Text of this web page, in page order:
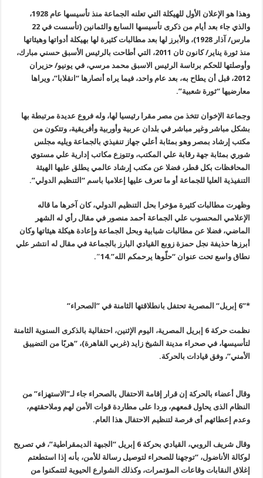
وهذا هو الإعلان الأول للهيكلة التي تعلنه الجماعة منذ تأسيسها عام 1928،
والذي جاء بعد أيام من ذكرى تأسيسها السابع والثمانين (تأسست في 22
مارس/
آذار 1928)، والأبرز لها بعد مطالبات كثيرة لها بهيكلة أدواتها وهيئاتها
منذ ثورة يناير/ كانون ثان 2011، التي أطاحت بالرئيس الأسبق حسني مبارك،
وأوصلتها للحكم برئاسة الرئيس الاسبق محمد مرسي، في يونيو/ حزيران
2012، قبل أن يطاح به، بعد عام واحد، فيما يراه أنصارها “انقلابا”، ويراها
معارضيها “ثورة شعبية”.
وجماعة الإخوان تتخذ من مصر مقرا رئيسيا لها، وله فروع عديدة مرتبطة بها
بشكل مباشر وغير مباشر في بلدان عربية وأوربية وأفريقية، وتتكون من
مكتب إرشاد بمصر وهو بمثابة أعلي جهاز تنفيذي بالجماعة ويليه مجلس
شوري بمثابة جهة رقابة علي المكتب، وتتوزع مكاتب إدارية علي مستوي
المحافظات بكل قطر، فضلا عن مكتب إرشاد عالمي يطلق عليها الهيئة
التنفيذية العليا للجماعة أو ما تعرف عليها إعلاميا باسم “التنظيم الدولي”.
وظهرت مطالبات كثيرة مؤخرا بحل التنظيم الدولي، كان آخرها ما قاله
الإعلامي المحسوب علي الجماعة أحمد منصور في مقال رأي له الشهر
الماضي، فضلا عن مطالبات شبابية وبحل الجماعة وإعادة هيكلة هيئاتها وكان
أبرزها حذيفة نجل حمزة زوبع القيادي البارز بالجماعة في مقال له انتشر علي
نطاق واسع تحت عنوان “حلّوها يرحمكم الله”.14
″.
*
”6 إبريل” المصرية تحتفل بانطلاقتها الثامنة في ”الصحراء”
نظمت حركة 6 إبريل المصرية، اليوم الإثنين، احتفالية بالذكرى السنوية الثامنة
لتأسيسها، في صحراء مدينة الشيخ زايد (غربي القاهرة)، “هربًا من التضييق
الأمني”، وفق قيادات بالحركة.
وقال أعضاء بالحركة إن قرار إقامة الاحتفال بالصحراء جاء لـ”الاستهزاء” من
النظام الذى يحاول قمعهم، وردا على مطاردة قوات الأمن لهم وملاحقتهم،
وعدم إعطائهم أى فرصة لتنظيم الاحتفال هذا العام.
وقال شريف الروبي، القيادي بحركة 6 إبريل “الجبهة الديمقراطية”، في تصريح
لوكالة الأناضول، “توجهنا للصحراء لتوصيل رسالة للأمن، بأنه إذا استطعتم
إغلاق النقابات وقاعات المؤتمرات، وكذلك الشوارع الحيوية لتتمكنوا من